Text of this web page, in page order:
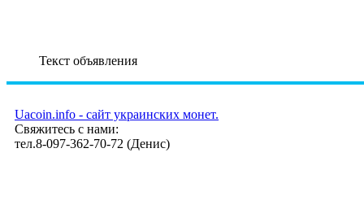
Текст объявления
Uacoin.info - сайт украинских монет.
Свяжитесь с нами:
тел.8-097-362-70-72 (Денис)